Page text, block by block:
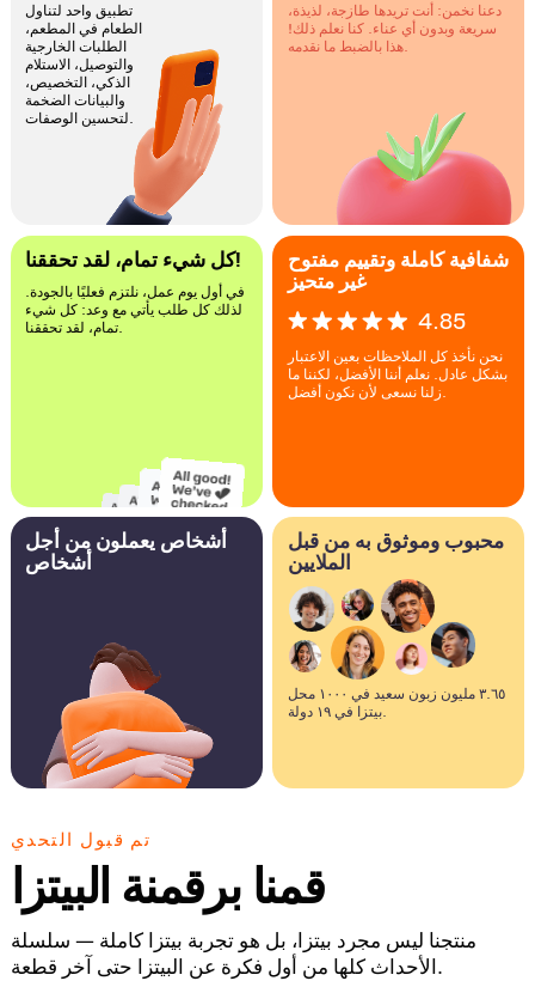
تطبيق واحد لتناول
الطعام في المطعم،
الطلبات الخارجية
والتوصيل، الاستلام
الذكي، التخصيص،
والبيانات الضخمة
لتحسين الوصفات.
دعنا نخمن: أنت تريدها طازجة، لذيذة،
سريعة وبدون أي عناء. كنا نعلم ذلك!
هذا بالضبط ما نقدمه.
كل شيء تمام، لقد تحققنا!
في أول يوم عمل، نلتزم فعليًا بالجودة.
لذلك كل طلب يأتي مع وعد: كل شيء
تمام، لقد تحققنا.
شفافية كاملة وتقييم مفتوح
غير متحيز
4.85
نحن نأخذ كل الملاحظات بعين الاعتبار
بشكل عادل. نعلم أننا الأفضل، لكننا ما
زلنا نسعى لأن نكون أفضل.
أشخاص يعملون من أجل
أشخاص
محبوب وموثوق به من قبل
الملايين
٣.٦٥ مليون زبون سعيد في ١٠٠٠ محل
بيتزا في ١٩ دولة.
تم قبول التحدي
قمنا برقمنة البيتزا
منتجنا ليس مجرد بيتزا، بل هو تجربة بيتزا كاملة — سلسلة
الأحداث كلها من أول فكرة عن البيتزا حتى آخر قطعة.